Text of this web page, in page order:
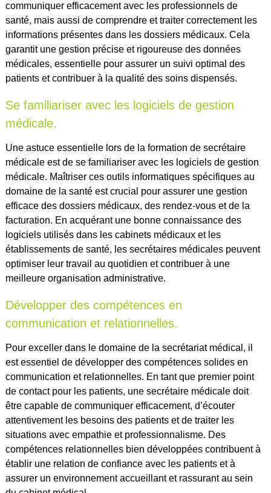
communiquer efficacement avec les professionnels de
santé, mais aussi de comprendre et traiter correctement les
informations présentes dans les dossiers médicaux. Cela
garantit une gestion précise et rigoureuse des données
médicales, essentielle pour assurer un suivi optimal des
patients et contribuer à la qualité des soins dispensés.
Se familiariser avec les logiciels de gestion
médicale.
Une astuce essentielle lors de la formation de secrétaire
médicale est de se familiariser avec les logiciels de gestion
médicale. Maîtriser ces outils informatiques spécifiques au
domaine de la santé est crucial pour assurer une gestion
efficace des dossiers médicaux, des rendez-vous et de la
facturation. En acquérant une bonne connaissance des
logiciels utilisés dans les cabinets médicaux et les
établissements de santé, les secrétaires médicales peuvent
optimiser leur travail au quotidien et contribuer à une
meilleure organisation administrative.
Développer des compétences en
communication et relationnelles.
Pour exceller dans le domaine de la secrétariat médical, il
est essentiel de développer des compétences solides en
communication et relationnelles. En tant que premier point
de contact pour les patients, une secrétaire médicale doit
être capable de communiquer efficacement, d’écouter
attentivement les besoins des patients et de traiter les
situations avec empathie et professionnalisme. Des
compétences relationnelles bien développées contribuent à
établir une relation de confiance avec les patients et à
assurer un environnement accueillant et rassurant au sein